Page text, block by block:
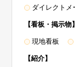
等により収集された
ダイレクトメ
【看板・掲示物】
現地看板
【紹介】